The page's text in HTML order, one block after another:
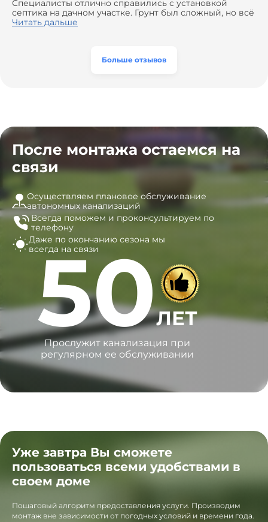
доставкой материалов, что позволило нам
сэкономить. Выполнили монтаж и демонтаж
оборудования, заменили трубы, обновили
эту компанию всем, кто ищет надёжных
Специалисты отлично справились с установкой
септика на дачном участке. Грунт был сложный, но всё
сделали быстро и аккуратно. Помогли выбрать
Читать дальше
Больше отзывов
После монтажа остаемся на
связи
Осуществляем плановое обслуживание
автономных канализаций
Всегда поможем и проконсультируем по
телефону
Даже по окончанию сезона мы
всегда на связи
50ЛЕТ
Прослужит канализация при
регулярном ее обслуживании
Уже завтра Вы сможете
пользоваться всеми удобствами в
своем доме
Пошаговый алгоритм предоставления услуги. Производим
монтаж вне зависимости от погодных условий и времени года.